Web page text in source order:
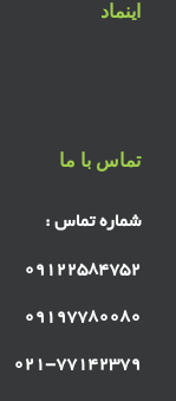
اینماد
تماس با ما
شماره تماس :
۰۹۱۲۲۵۸۴۷۵۲
۰۹۱۹۷۷۸۰۰۸۰
۰۲۱-۷۷۱۴۲۳۷۹